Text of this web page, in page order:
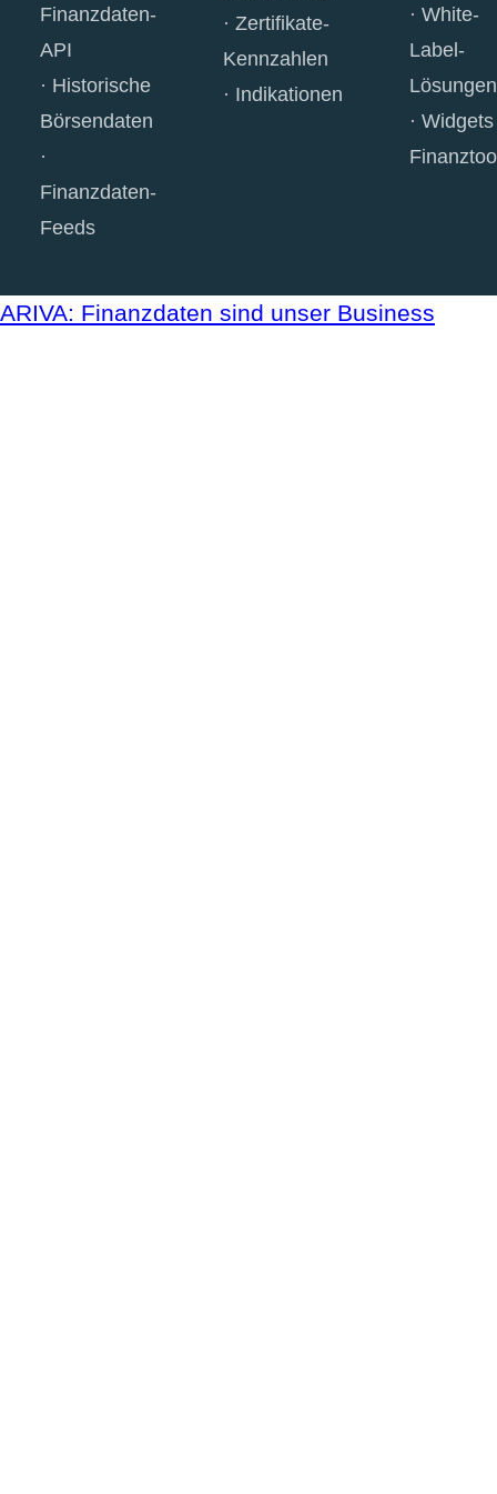
Finanzdaten-
API
Historische
Börsendaten
Finanzdaten-
Feeds
Zertifikate-
Kennzahlen
Indikationen
White-
Label-
Lösungen
ARIVA: Finanzdaten sind unser Business